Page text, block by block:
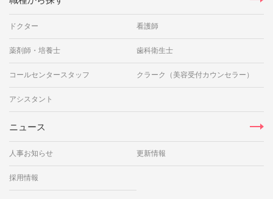
ドクター 看護師
薬剤師・培養士 歯科衛生士
コールセンタースタッフ クラーク（美容受付カウンセラー）
アシスタント
ニュース
人事お知らせ 更新情報
採用情報